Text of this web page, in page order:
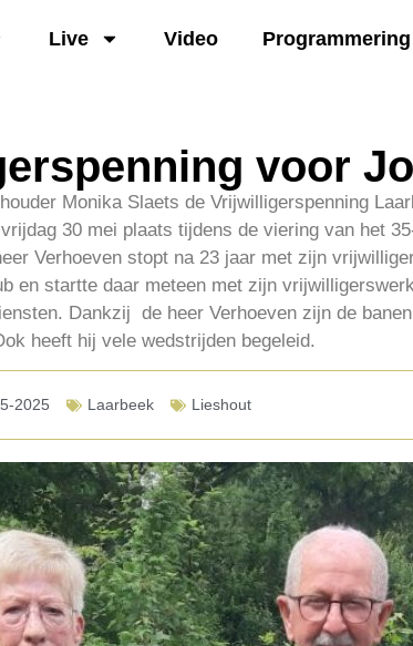
Live Video Programmering
voor
Monika Slaets de Vrijwilligerspenning
30 mei plaats tijdens de viering van het
Verhoeven stopt na 23 jaar met zijn
en startte daar meteen met zijn
Dankzij de heer Verhoeven zijn de
heeft hij vele wedstrijden begeleid.
2025 Laarbeek Lieshout